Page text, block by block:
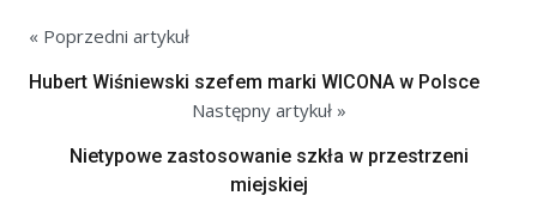
« Poprzedni artykuł
Hubert Wiśniewski szefem marki WICONA w Polsce
Następny artykuł »
Nietypowe zastosowanie szkła w przestrzeni
miejskiej